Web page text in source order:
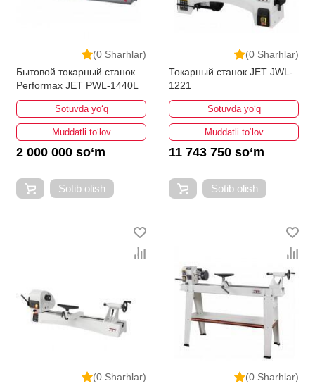
(0 Sharhlar)
Бытовой токарный станок
Performax JET PWL-1440L
Sotuvda yo‘q
Muddatli to‘lov
2 000 000 so‘m
Sotib olish
(0 Sharhlar)
Токарный станок JET JWL-
1221
Sotuvda yo‘q
Muddatli to‘lov
11 743 750 so‘m
Sotib olish
(0 Sharhlar)
(0 Sharhlar)